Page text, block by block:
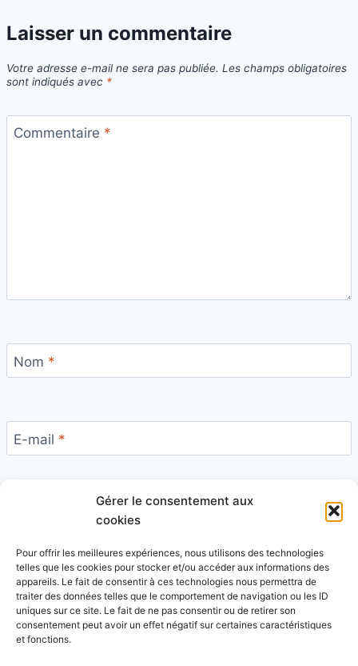
Gérer le consentement aux
cookies
Pour offrir les meilleures expériences, nous utilisons des technologies
telles que les cookies pour stocker et/ou accéder aux informations des
appareils. Le fait de consentir à ces technologies nous permettra de
traiter des données telles que le comportement de navigation ou les ID
uniques sur ce site. Le fait de ne pas consentir ou de retirer son
consentement peut avoir un effet négatif sur certaines caractéristiques
et fonctions.
Laisser un commentaire
Votre adresse e-mail ne sera pas publiée. Les champs obligatoires
sont indiqués avec *
Commentaire *
Nom *
E-mail *
Ce site utilise Akismet pour réduire les indésirables.
En savoir plus sur la façon dont les données de vos